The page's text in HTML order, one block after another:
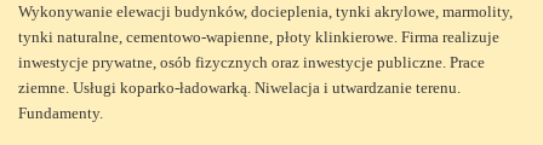
Wykonywanie elewacji budynków, docieplenia, tynki akrylowe, marmolity,
tynki naturalne, cementowo-wapienne, płoty klinkierowe. Firma realizuje
inwestycje prywatne, osób fizycznych oraz inwestycje publiczne. Prace
ziemne. Usługi koparko-ładowarką. Niwelacja i utwardzanie terenu.
Fundamenty.